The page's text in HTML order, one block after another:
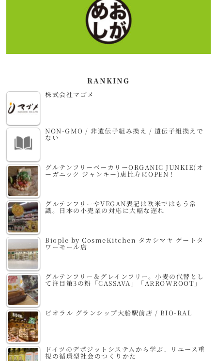
RANKING
株式会社マゴメ
NON-GMO / 非遺伝子組み換え / 遺伝子組換えで
ない
グルテンフリーベーカリーORGANIC JUNKIE(オ
ーガニック ジャンキー)恵比寿にOPEN！
グルテンフリーやVEGAN表記は欧米ではもう常
識。日本の小売業の対応に大幅な遅れ
Biople by CosmeKitchen タカシマヤ ゲートタ
ワーモール店
グルテンフリー＆グレインフリー。小麦の代替とし
て注目第3の粉「CASSAVA」「ARROWROOT」
ビオラル グランシップ大船駅前店 / BIO-RAL
ドイツのデポジットシステムから学ぶ、リユース重
視の循環型社会のつくりかた